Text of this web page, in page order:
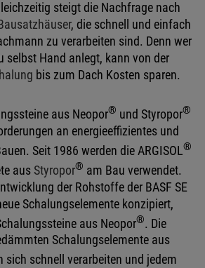
steigt die Nachfrage nach
Bausatzhäuser, die schnell und einfach
zu verarbeiten sind. Denn wer
selbst Hand anlegt, kann von der
bis zum Dach Kosten sparen.
aus Neopor® und Styropor®
an energieeffizientes und
Seit 1986 werden die ARGISOL®
aus Styropor® am Bau verwendet.
der Rohstoffe der BASF SE
Schalungselemente konzipiert,
aus Neopor®. Die
Schalungselemente aus
sich schnell verarbeiten und jedem